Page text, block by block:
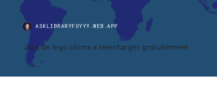
ASKLIBRARYFOYYY.WEB.APP
Jeux de lego chima a telecharger gratuitement